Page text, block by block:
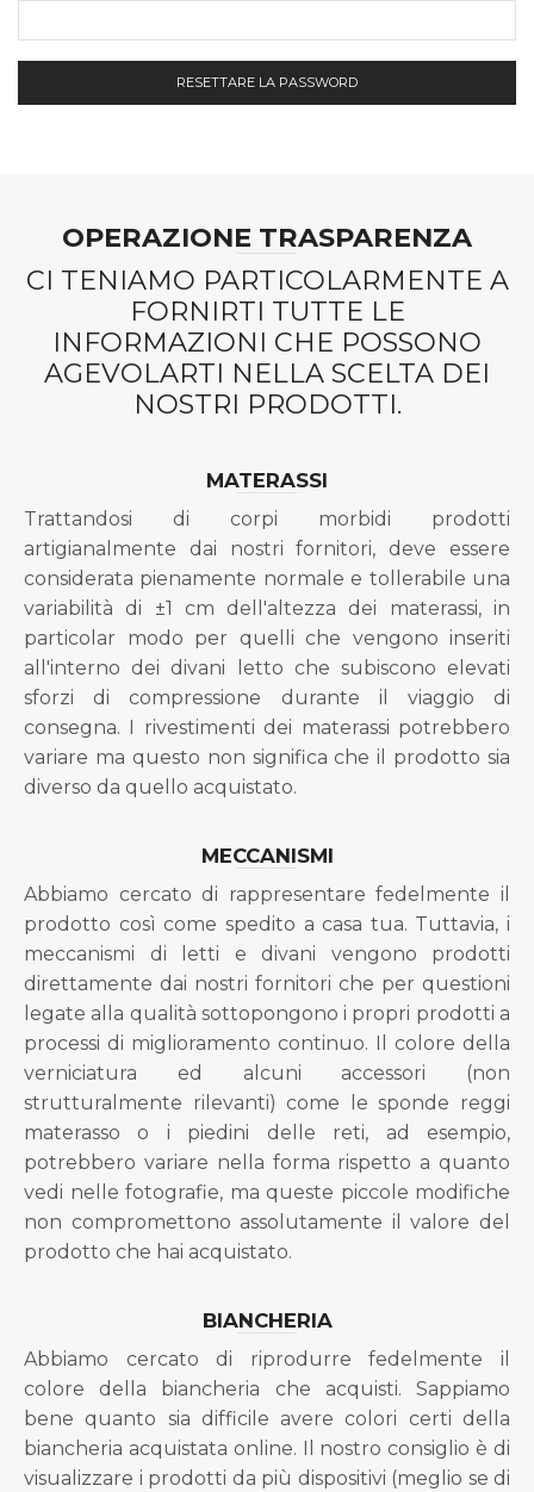
RESETTARE LA PASSWORD
OPERAZIONE TRASPARENZA
CI TENIAMO PARTICOLARMENTE A
FORNIRTI TUTTE LE
INFORMAZIONI CHE POSSONO
AGEVOLARTI NELLA SCELTA DEI
NOSTRI PRODOTTI.
MATERASSI
Trattandosi di corpi morbidi prodotti
artigianalmente dai nostri fornitori, deve essere
considerata pienamente normale e tollerabile una
variabilità di ±1 cm dell'altezza dei materassi, in
particolar modo per quelli che vengono inseriti
all'interno dei divani letto che subiscono elevati
sforzi di compressione durante il viaggio di
consegna. I rivestimenti dei materassi potrebbero
variare ma questo non significa che il prodotto sia
diverso da quello acquistato.
MECCANISMI
Abbiamo cercato di rappresentare fedelmente il
prodotto così come spedito a casa tua. Tuttavia, i
meccanismi di letti e divani vengono prodotti
direttamente dai nostri fornitori che per questioni
legate alla qualità sottopongono i propri prodotti a
processi di miglioramento continuo. Il colore della
verniciatura ed alcuni accessori (non
strutturalmente rilevanti) come le sponde reggi
materasso o i piedini delle reti, ad esempio,
potrebbero variare nella forma rispetto a quanto
vedi nelle fotografie, ma queste piccole modifiche
non compromettono assolutamente il valore del
prodotto che hai acquistato.
BIANCHERIA
Abbiamo cercato di riprodurre fedelmente il
colore della biancheria che acquisti. Sappiamo
bene quanto sia difficile avere colori certi della
biancheria acquistata online. Il nostro consiglio è di
visualizzare i prodotti da più dispositivi (meglio se di